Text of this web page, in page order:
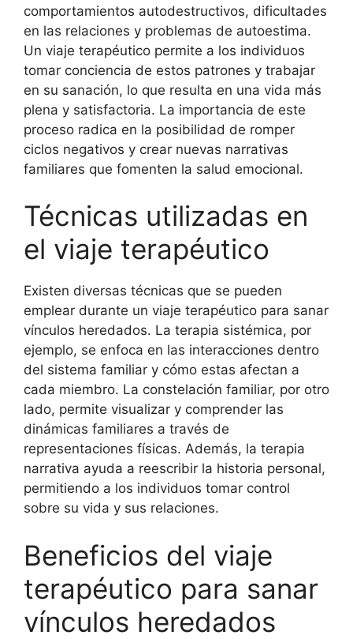
comportamientos autodestructivos, dificultades
en las relaciones y problemas de autoestima.
Un viaje terapéutico permite a los individuos
tomar conciencia de estos patrones y trabajar
en su sanación, lo que resulta en una vida más
plena y satisfactoria. La importancia de este
proceso radica en la posibilidad de romper
ciclos negativos y crear nuevas narrativas
familiares que fomenten la salud emocional.
Técnicas utilizadas en
el viaje terapéutico
Existen diversas técnicas que se pueden
emplear durante un viaje terapéutico para sanar
vínculos heredados. La terapia sistémica, por
ejemplo, se enfoca en las interacciones dentro
del sistema familiar y cómo estas afectan a
cada miembro. La constelación familiar, por otro
lado, permite visualizar y comprender las
dinámicas familiares a través de
representaciones físicas. Además, la terapia
narrativa ayuda a reescribir la historia personal,
permitiendo a los individuos tomar control
sobre su vida y sus relaciones.
Beneficios del viaje
terapéutico para sanar
vínculos heredados